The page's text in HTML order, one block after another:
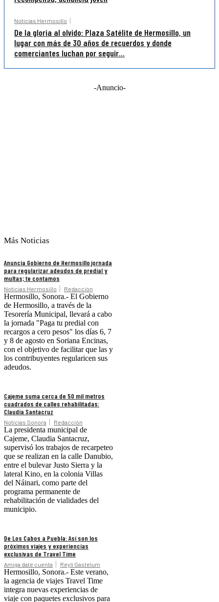
Noticias Hermosillo
De la gloria al olvido: Plaza Satélite de Hermosillo, un
lugar con más de 30 años de recuerdos y donde
comerciantes luchan por seguir...
-Anuncio-
Más Noticias
Anuncia Gobierno de Hermosillo jornada
para regularizar adeudos de predial y
multas; te contamos
Noticias Hermosillo Redacción
Hermosillo, Sonora.- El Gobierno
de Hermosillo, a través de la
Tesorería Municipal, llevará a cabo
la jornada "Paga tu predial con
recargos a cero pesos" los días 6, 7
y 8 de agosto en Soriana Encinas,
con el objetivo de facilitar que las y
los contribuyentes regularicen sus
adeudos.
Cajeme suma cerca de 50 mil metros
cuadrados de calles rehabilitadas:
Claudia Santacruz
Noticias Sonora Redacción
La presidenta municipal de
Cajeme, Claudia Santacruz,
supervisó los trabajos de recarpeteo
que se realizan en la calle Danubio,
entre el bulevar Justo Sierra y la
lateral Kino, en la colonia Villas
del Náinari, como parte del
programa permanente de
rehabilitación de vialidades del
municipio.
De Los Cabos a Puebla: Así son los
próximos viajes y experiencias
exclusivas de Travel Time
Amiga date cuenta Reyli Gastelum
Hermosillo, Sonora.- Este verano,
la agencia de viajes Travel Time
integra nuevas experiencias de
viaje con paquetes exclusivos para